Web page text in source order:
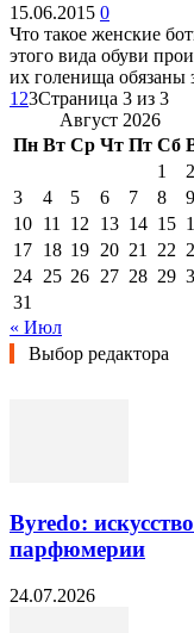
15.06.2015 0
Что такое женские
этого вида обуви
их голенища обязаны
1 23Страница 3 из 3
Август 2026
Пн Вт Ср Чт Пт Сб
1
2
3
4 5 6 7 8
9
10 11 12 13 14 15
17 18 19 20 21 22
24 25 26 27 28 29
31
« Июл
Выбор редактора
Byredo:
парфюмерии
24.07.2026